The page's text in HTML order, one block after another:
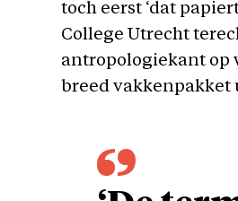
toch eerst ‘dat
College Utrecht
antropologiekant op
breed vakkenpakket